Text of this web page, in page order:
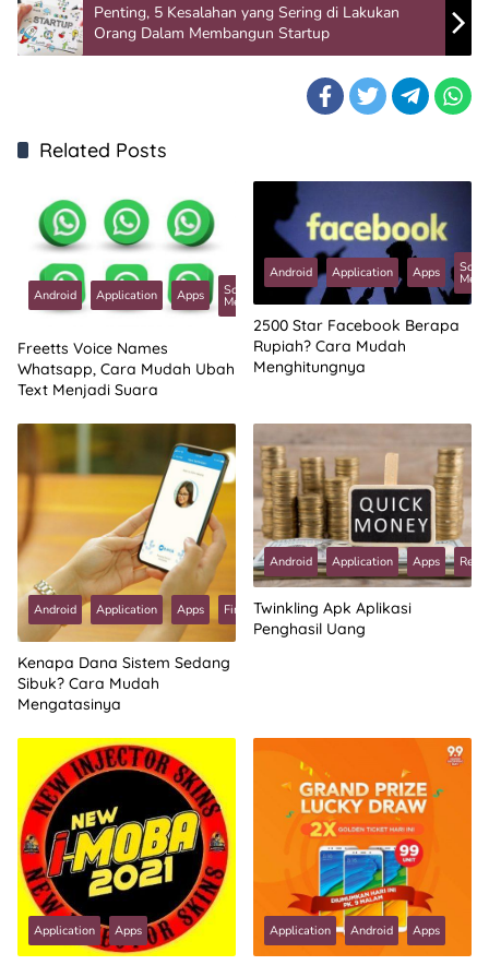
Penting, 5 Kesalahan yang Sering di Lakukan
Orang Dalam Membangun Startup
Related Posts
Android Application Apps Social
Media Tutorial
Freetts Voice Names
Whatsapp, Cara Mudah Ubah
Text Menjadi Suara
Android Application Apps
2500 Star Facebook Berapa
Rupiah? Cara Mudah
Menghitungnya
Android Application Apps Fintech Tech
News
Kenapa Dana Sistem Sedang
Sibuk? Cara Mudah
Mengatasinya
Android Application Apps
Twinkling Apk Aplikasi
Penghasil Uang
Application Apps Application Android Apps